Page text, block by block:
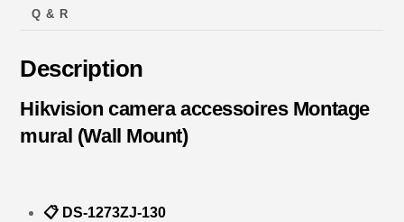
mural
Model
135,
135-
DM25
Q & R
Description
Hikvision camera accessoires Montage
mural (Wall Mount)
📋 DS-1273ZJ-130